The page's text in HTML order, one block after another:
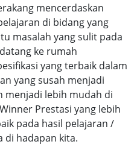
mencerdaskan
di bidang yang
masalah yang sulit pada
ke rumah
yang terbaik dalam
yang susah menjadi
menjadi lebih mudah di
Prestasi yang lebih
pada hasil pelajaran /
di hadapan kita.